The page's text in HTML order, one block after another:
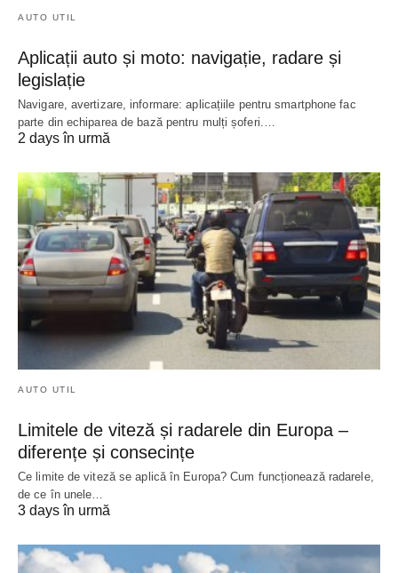
AUTO UTIL
Aplicații auto și moto: navigație, radare și
legislație
Navigare, avertizare, informare: aplicațiile pentru smartphone fac
parte din echiparea de bază pentru mulți șoferi.…
2 days în urmă
AUTO UTIL
Limitele de viteză și radarele din Europa –
diferențe și consecințe
Ce limite de viteză se aplică în Europa? Cum funcționează radarele,
de ce în unele…
3 days în urmă